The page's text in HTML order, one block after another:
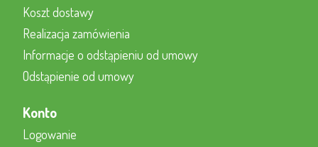
Koszt dostawy
Realizacja zamówienia
Informacje o odstąpieniu od umowy
Odstąpienie od umowy
Konto
Logowanie